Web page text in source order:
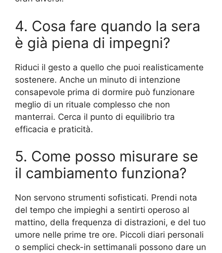
4. Cosa fare quando la sera
è già piena di impegni?
Riduci il gesto a quello che puoi realisticamente
sostenere. Anche un minuto di intenzione
consapevole prima di dormire può funzionare
meglio di un rituale complesso che non
manterrai. Cerca il punto di equilibrio tra
efficacia e praticità.
5. Come posso misurare se
il cambiamento funziona?
Non servono strumenti sofisticati. Prendi nota
del tempo che impieghi a sentirti operoso al
mattino, della frequenza di distrazioni, e del tuo
umore nelle prime tre ore. Piccoli diari personali
o semplici check-in settimanali possono dare un